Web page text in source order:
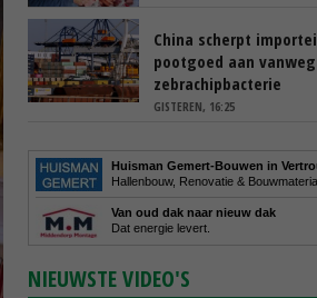
China scherpt
pootgoed aan
zebrachipbacterie
GISTEREN, 16:25
Huisman Gemert-Bouwen in
Hallenbouw, Renovatie &
Van oud dak naar nieuw dak
Dat energie levert.
NIEUWSTE VIDEO'S